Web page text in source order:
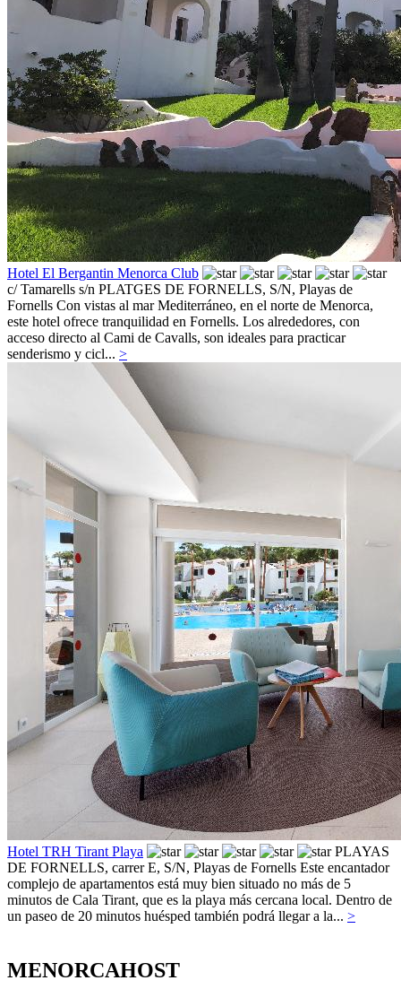
Hotel El Bergantin Menorca Club
c/ Tamarells s/n PLATGES DE FORNELLS, S/N, Playas de
Fornells Con vistas al mar Mediterráneo, en el norte de Menorca,
este hotel ofrece tranquilidad en Fornells. Los alrededores, con
acceso directo al Cami de Cavalls, son ideales para practicar
senderismo y cicl... >
Hotel TRH Tirant Playa
PLAYAS
DE FORNELLS, carrer E, S/N, Playas de Fornells Este encantador
complejo de apartamentos está muy bien situado no más de 5
minutos de Cala Tirant, que es la playa más cercana local. Dentro de
un paseo de 20 minutos huésped también podrá llegar a la... >
MENORCAHOST